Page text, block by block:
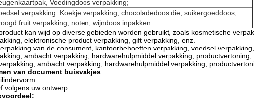
Voedingdoos verpakking;
verpakking: Koekje verpakking, chocoladedoos die, suikergoeddoos,
fruit verpakking, noten, wijndoos inpakken
kan wijd op diverse gebieden worden gebruikt, zoals kosmetische
elektronische product verpakking, gift verpakking, enz.
van de consument, kantoorbehoeften verpakking, voedsel
ambacht verpakking, hardwarehulpmiddel verpakking, productvertoning,
ambacht verpakking, hardwarehulpmiddel verpakking,
van document buisvakjes
volgens uw ontwerp